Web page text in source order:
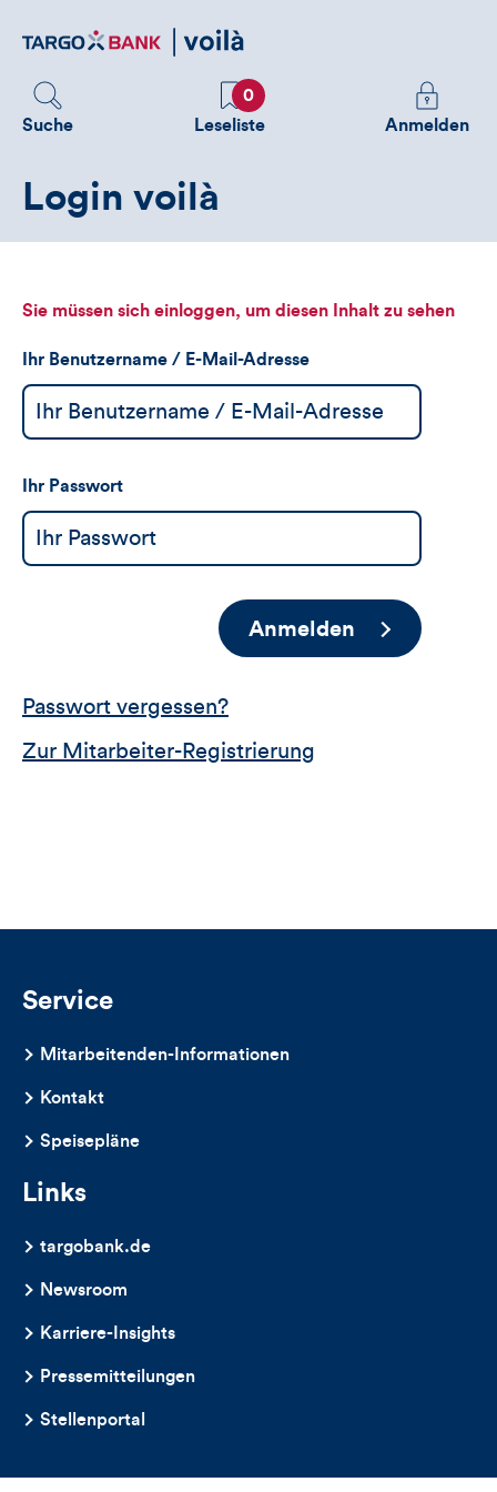
zum
Suche
Favoriten
0
Leseliste
Melden
Sie
sehen
Anmelden
Login voilà
Sie müssen sich einloggen, um diesen Inhalt zu sehen
Ihr Benutzername / E-Mail-Adresse
Ihr Passwort
Anmelden
Passwort vergessen?
Zur Mitarbeiter-Registrierung
Service
Mitarbeitenden-Informationen
Kontakt
Speisepläne
Links
targobank.de
Newsroom
Karriere-Insights
Pressemitteilungen
Stellenportal